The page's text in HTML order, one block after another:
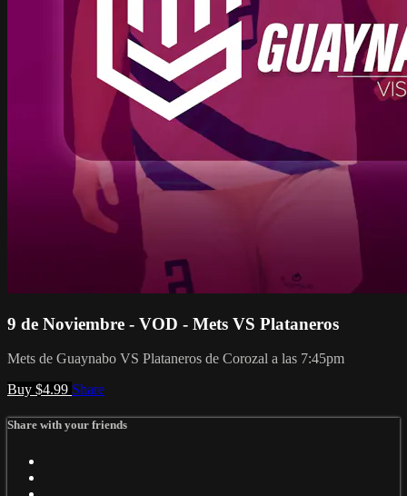
9 de Noviembre - VOD - Mets VS Plataneros
Mets de Guaynabo VS Plataneros de Corozal a las 7:45pm
Buy $4.99 Share
Share with your friends